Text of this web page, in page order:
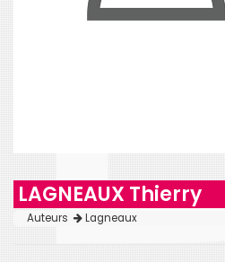
LAGNEAUX Thierry
Auteurs Lagneaux